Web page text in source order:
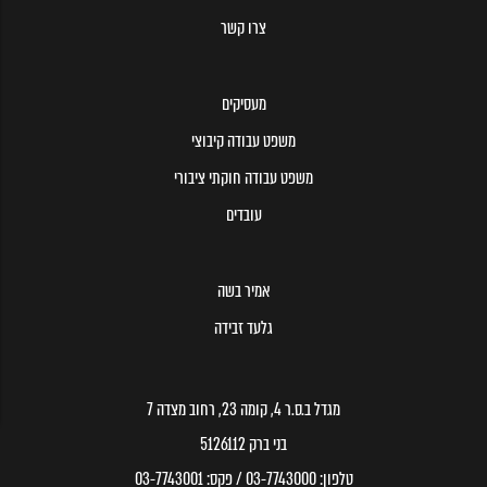
צרו קשר
מעסיקים
משפט עבודה קיבוצי
משפט עבודה חוקתי ציבורי
עובדים
אמיר בשה
גלעד זבידה
מגדל ב.ס.ר 4, קומה 23, רחוב מצדה 7
בני ברק 5126112
טלפון:03-7743000/ פקס:03-7743001